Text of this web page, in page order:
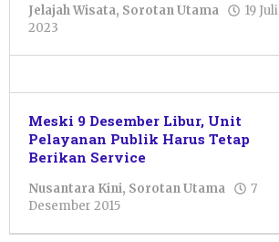
Jelajah Wisata, Sorotan Utama
19 Juli
2023
Meski 9 Desember Libur, Unit
Pelayanan Publik Harus Tetap
Berikan Service
Nusantara Kini, Sorotan Utama
7
Desember 2015